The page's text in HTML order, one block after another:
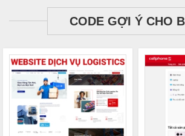
CODE GỢI Ý CHO